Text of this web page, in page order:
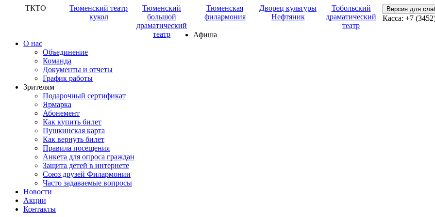
ТКТО
Тюменский театр
кукол
Тюменский
большой
драматический
театр
Тюменская
филармония
Дворец культуры
Нефтяник
Тобольский
драматический
театр
Версия для
Касса: +7
Афиша
О нас
Объединение
Команда
Документы и отчеты
График работы
Зрителям
Подарочный сертификат
Ярмарка
Абонемент
Как купить билет
Пушкинская карта
Как вернуть билет
Правила посещения
Анкета для опроса граждан
Защита детей в интернете
Союз друзей Филармонии
Часто задаваемые вопросы
Новости
Акции
Контакты